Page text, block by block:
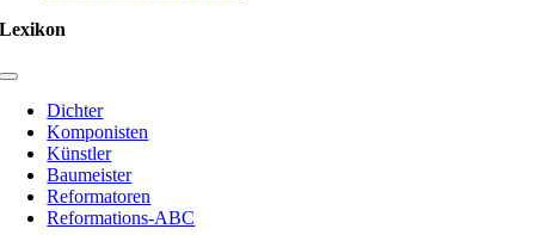
Lexikon
Toggle
Navigation
Dichter
Komponisten
Künstler
Baumeister
Reformatoren
Reformations-ABC